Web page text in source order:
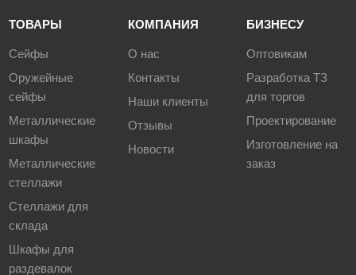
ТОВАРЫ
Сейфы
Оружейные
сейфы
Металлические
шкафы
Металлические
стеллажи
Стеллажи для
склада
Шкафы для
раздевалок
КОМПАНИЯ
О нас
Контакты
Наши клиенты
Отзывы
Новости
БИЗНЕСУ
Оптовикам
Разработка ТЗ
для торгов
Проектирование
Изготовление на
заказ